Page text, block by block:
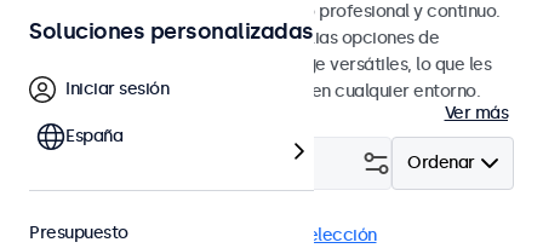
Monitores HDMI diseñados para uso profesional y continuo.
Estos monitores HDMI ofrecen amplias opciones de
configuración y opciones de montaje versátiles, lo que les
permite integrarse perfectamente en cualquier entorno.
Ver más
Ordenar
HDMI Monitores 19" Eliminar selección
Soluciones personalizadas
Iniciar sesión
España
Presupuesto